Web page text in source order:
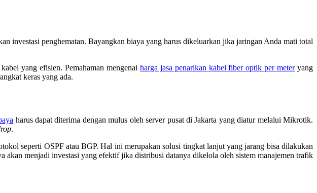
investasi penghematan. Bayangkan biaya yang harus dikeluarkan jika jaringan Anda mati total
yang efisien. Pemahaman mengenai harga jasa penarikan kabel fiber optik per meteryang
keras yang ada.
harus dapat diterima dengan mulus oleh server pusat di Jakarta yang diatur melalui Mikrotik.
.
seperti OSPF atau BGP. Hal ini merupakan solusi tingkat lanjut yang jarang bisa dilakukan
akan menjadi investasi yang efektif jika distribusi datanya dikelola oleh sistem manajemen trafik